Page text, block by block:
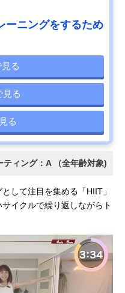
ーニングをするため
る
見る
る
ィング：A （全年齢対象)
して注目を集める「HIIT」
イクルで繰り返しながらト